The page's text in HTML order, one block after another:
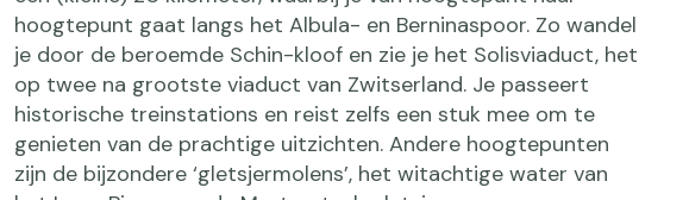
hoogtepunt gaat langs het Albula- en Berninaspoor. Zo wandel
je door de beroemde Schin-kloof en zie je het Solisviaduct, het
op twee na grootste viaduct van Zwitserland. Je passeert
historische treinstations en reist zelfs een stuk mee om te
genieten van de prachtige uitzichten. Andere hoogtepunten
zijn de bijzondere ‘gletsjermolens’, het witachtige water van